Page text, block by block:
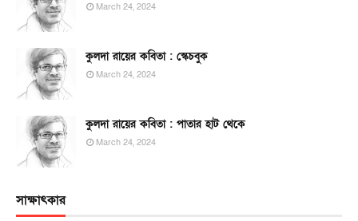
March 24, 2024
কুলদা রায়ের কবিতা : স্কেচবুক
March 24, 2024
কুলদা রায়ের কবিতা : পাতার হাট থেকে
March 24, 2024
সাক্ষাৎকার